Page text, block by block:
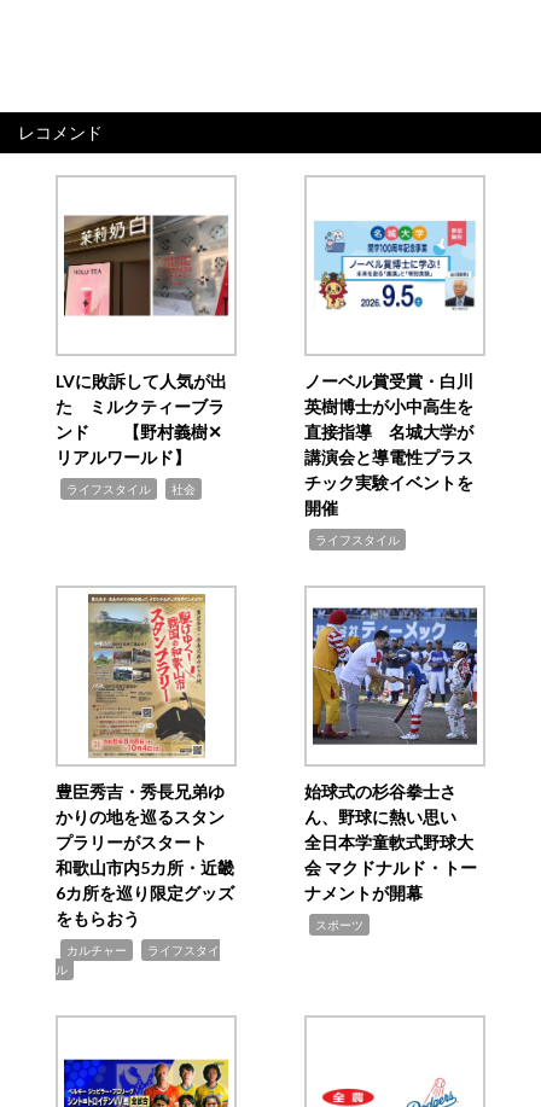
レコメンド
LVに敗訴して人気が出
た ミルクティーブラ
ンド 【野村義樹✕
リアルワールド】
ライフスタイル 社会
ノーベル賞受賞・白川
英樹博士が小中高生を
直接指導 名城大学が
講演会と導電性プラス
チック実験イベントを
開催
ライフスタイル
豊臣秀吉・秀長兄弟ゆ
かりの地を巡るスタン
プラリーがスタート
和歌山市内5カ所・近畿
6カ所を巡り限定グッズ
をもらおう
カルチャー
ライフスタイ
ル
始球式の杉谷拳士さ
ん、野球に熱い思い
全日本学童軟式野球大
会 マクドナルド・トー
ナメントが開幕
スポーツ